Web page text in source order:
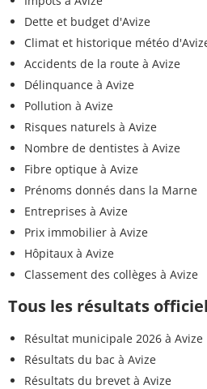
Dette et budget d'Avize
Climat et historique météo
Accidents de la route à Avize
Délinquance à Avize
Pollution à Avize
Risques naturels à Avize
Nombre de dentistes à Avize
Fibre optique à Avize
Prénoms donnés dans la Marne
Entreprises à Avize
Prix immobilier à Avize
Hôpitaux à Avize
Classement des collèges à Avize
Tous les résultats
Résultat municipale 2026 à Avize
Résultats du bac à Avize
Résultats du brevet à Avize